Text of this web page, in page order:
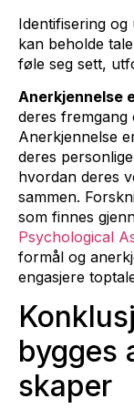
Identifisering
kan beholde
føle seg sett,
Anerkjennelse
deres fremgang
Anerkjennelse
deres
hvordan deres
sammen.
som finnes
Psychological
formål og
engasjere
bygges
skaper